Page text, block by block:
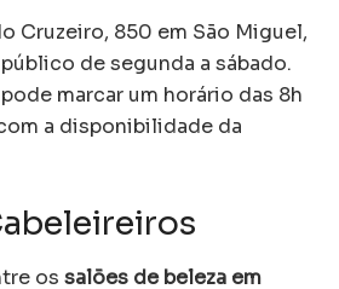
Cruzeiro, 850 em São Miguel,
de segunda a sábado.
marcar um horário das 8h
a disponibilidade da
os salões de beleza em